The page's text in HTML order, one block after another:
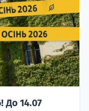
14.07